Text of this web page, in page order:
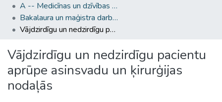
A -- Medicīnas un dzīvības zinātņu fakultāte / Faculty of Medicine and Life Sciences
Bakalaura un maģistra darbi (MDZF) / Bachelor's and Master's theses
Vājdzirdīgu un nedzirdīgu pacientu aprūpe asinsvadu un ķirurģijas nodaļās
Vājdzirdīgu un nedzirdīgu pacientu
aprūpe asinsvadu un ķirurģijas
nodaļās